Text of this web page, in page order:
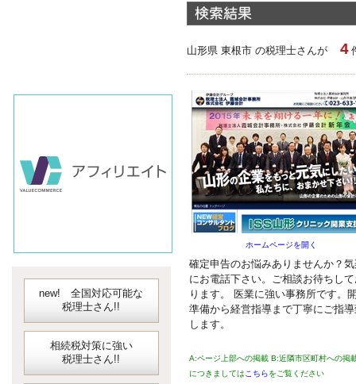
new! 全国対応可能な
税理士さん!!
相続税対策に強い
税理士さん!!
得意な業種
情報通信
不動産
得意な業務
税務申告
税務調査対応
対応可能な
会計ソフト
弥生会計
JDLIBEX出納
山形県 東根市 の税理士さんが 4
ホームページを開く
確定申告のお悩みありませんか？
にお電話下さい。ご相談お待ちし
ります。 医業に強い事務所です。
準備から経営指導まで丁寧にご指
します。
A:ページ上部への掲載 B:近隣市区町村への掲
につきましては こちらをご覧ください